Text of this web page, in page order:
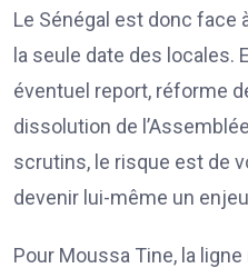
Le Sénégal est donc face
la seule date des locales.
éventuel report, réforme
dissolution de
scrutins, le risque est de
devenir lui-même un
Pour Moussa Tine, la